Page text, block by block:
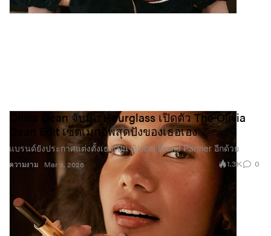
ความงาม
Olivia Dean จับมือ Hourglass เปิดตัว The Olivia
Dean Edit เซ็ตเมกอัพสุดปังของเธอเอง
แบรนด์ยังประกาศแต่งตั้งเธอเป็น Global Brand Partner อีกด้วย
Mar 9, 2026 1.3K 0